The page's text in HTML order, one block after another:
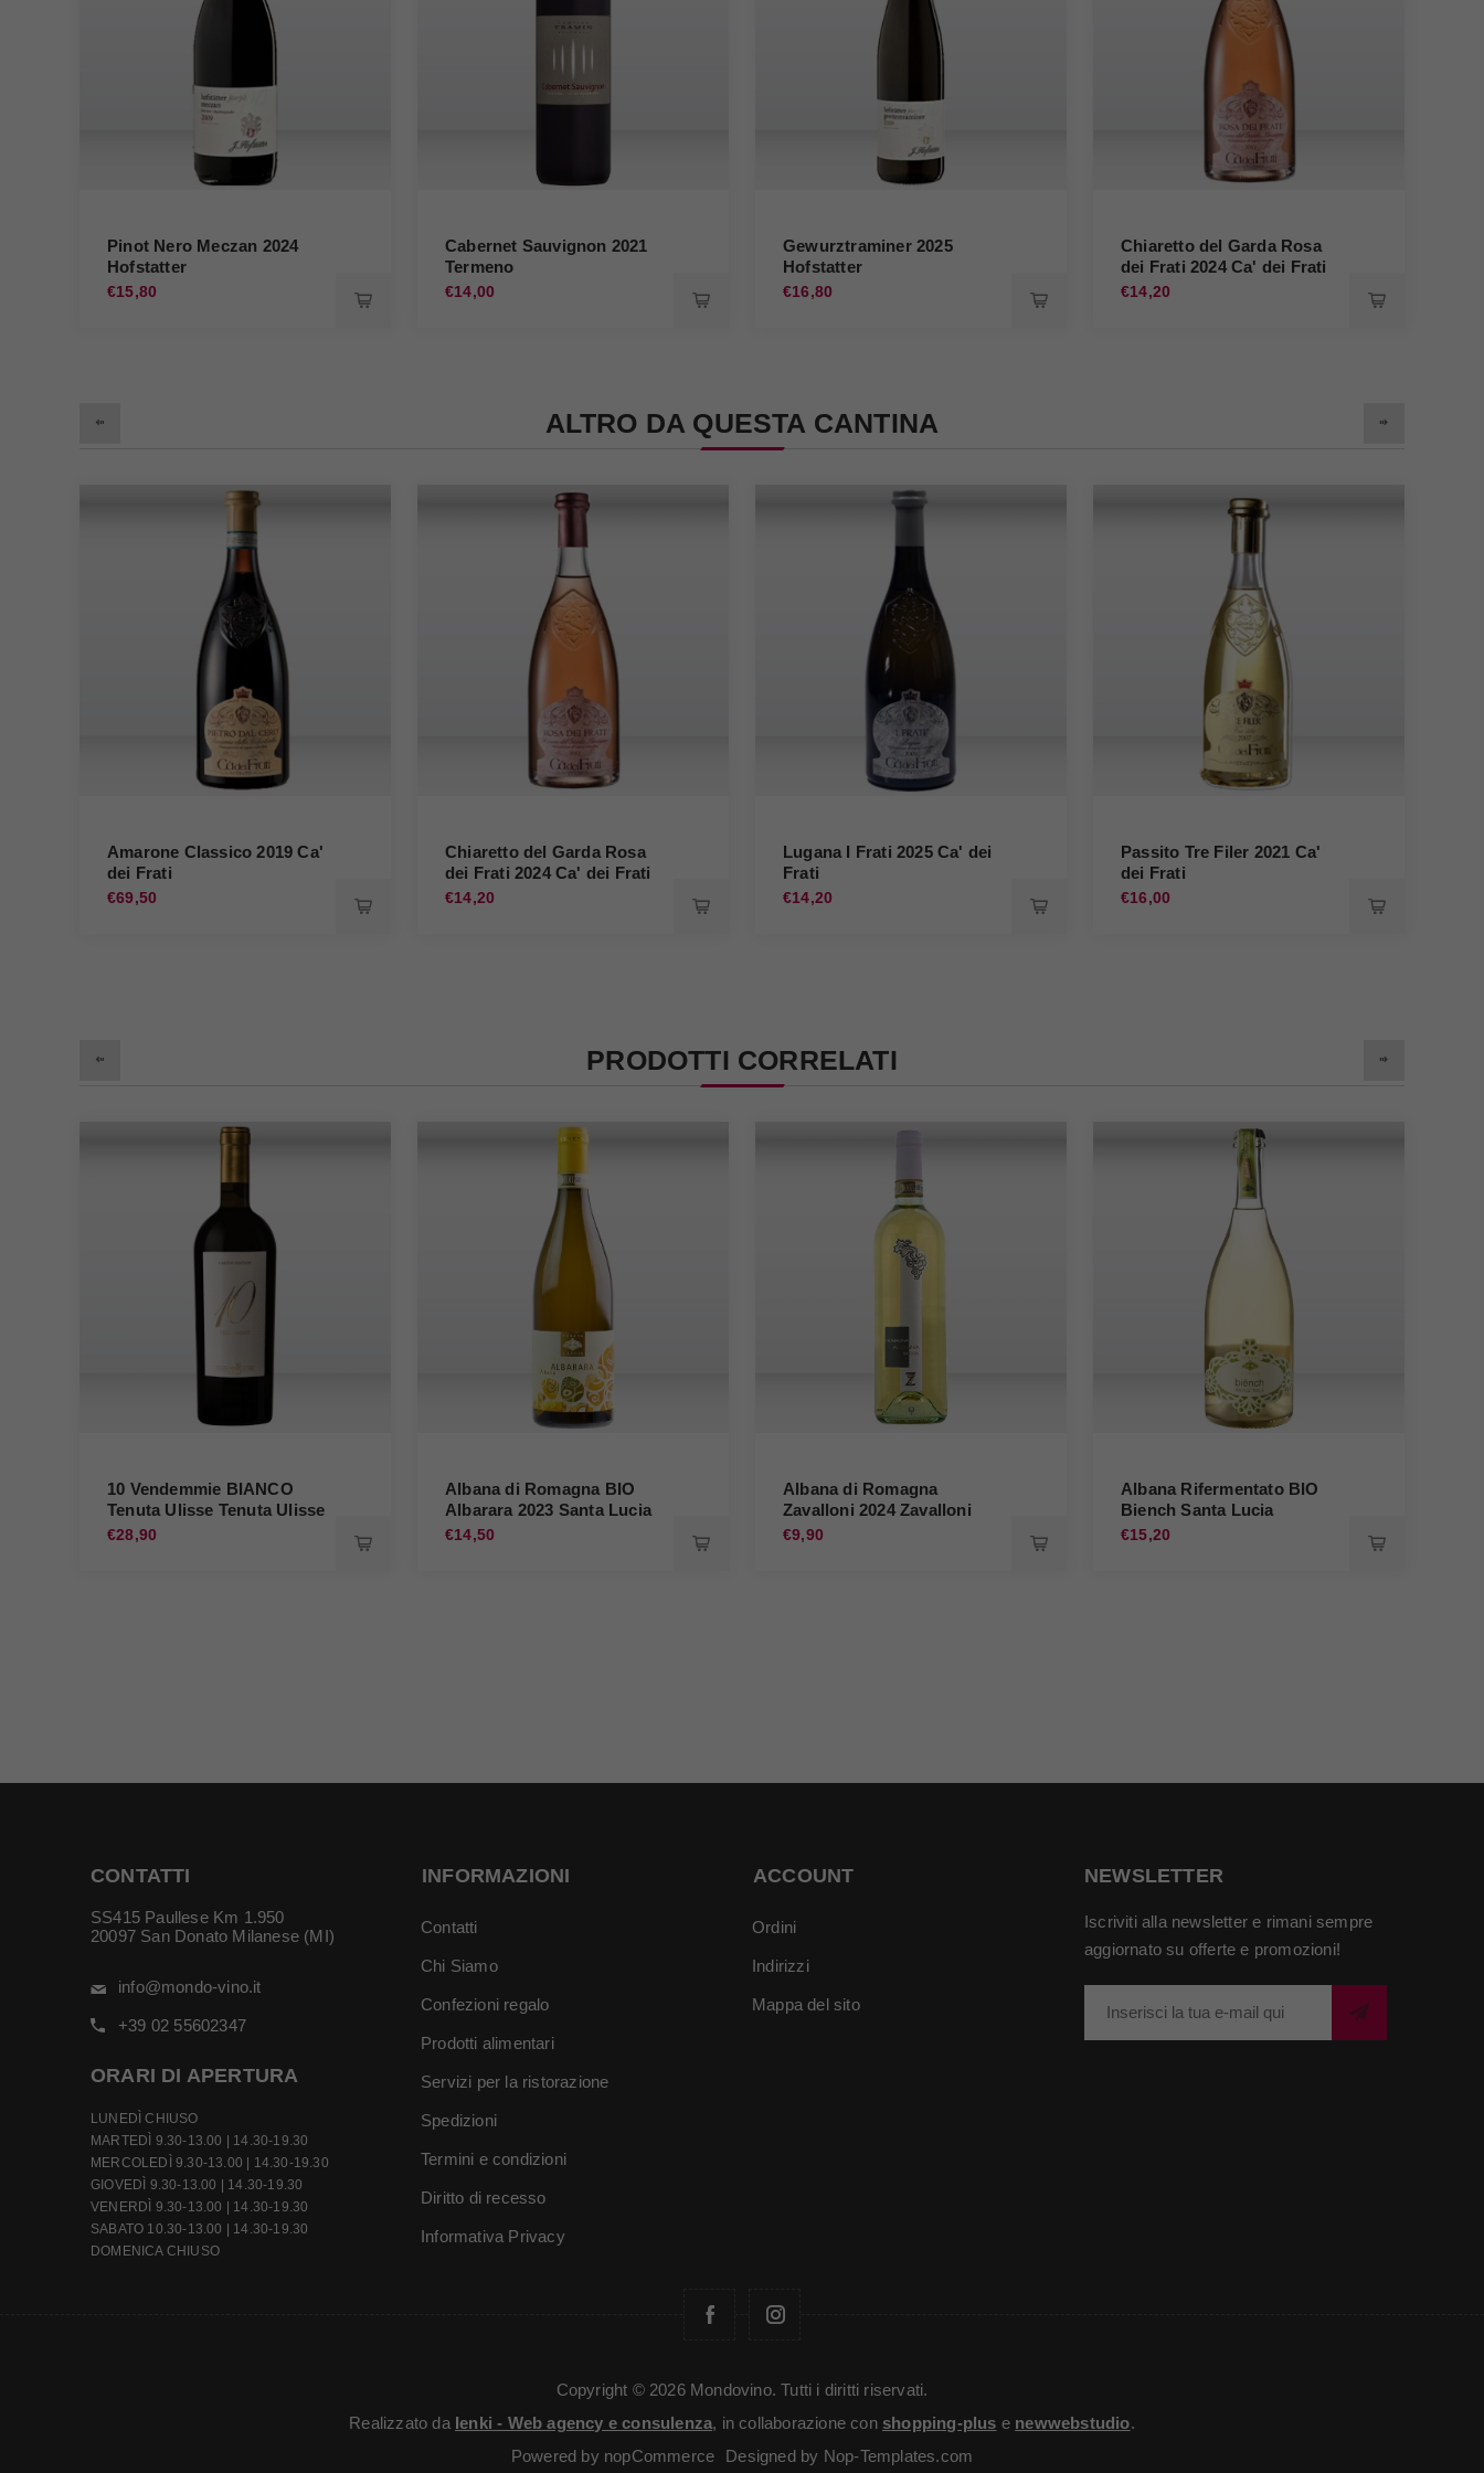
Pinot Nero Meczan 2024
Hofstatter
€15,80
Cabernet Sauvignon 2021
Termeno
€14,00
Gewurztraminer 2025
Hofstatter
€16,80
Chiaretto del Garda Rosa
dei Frati 2024 Ca' dei Frati
€14,20
ALTRO DA QUESTA CANTINA
Amarone Classico 2019 Ca'
dei Frati
€69,50
Chiaretto del Garda Rosa
dei Frati 2024 Ca' dei Frati
€14,20
Lugana I Frati 2025 Ca' dei
Frati
€14,20
Passito Tre Filer 2021 Ca'
dei Frati
€16,00
PRODOTTI CORRELATI
10 Vendemmie BIANCO
Tenuta Ulisse Tenuta Ulisse
€28,90
Albana di Romagna BIO
Albarara 2023 Santa Lucia
€14,50
Albana di Romagna
Zavalloni 2024 Zavalloni
€9,90
Albana Rifermentato BIO
Biench Santa Lucia
€15,20
CONTATTI
SS415 Paullese Km 1.950
20097 San Donato Milanese (MI)
info@mondo-vino.it
+39 02 55602347
ORARI DI APERTURA
LUNEDÌ CHIUSO
MARTEDÌ 9.30-13.00 | 14.30-19.30
MERCOLEDÌ 9.30-13.00 | 14.30-19.30
GIOVEDÌ 9.30-13.00 | 14.30-19.30
VENERDÌ 9.30-13.00 | 14.30-19.30
SABATO 10.30-13.00 | 14.30-19.30
DOMENICA CHIUSO
INFORMAZIONI
Contatti
Chi Siamo
Confezioni regalo
Prodotti alimentari
Servizi per la ristorazione
Spedizioni
Termini e condizioni
Diritto di recesso
Informativa Privacy
ACCOUNT
Ordini
Indirizzi
Mappa del sito
NEWSLETTER
Iscriviti alla newsletter e rimani sempre
aggiornato su offerte e promozioni!
Copyright © 2026 Mondovino. Tutti i diritti riservati.
Realizzato da Ienki - Web agency e consulenza, in collaborazione con shopping-plus e newwebstudio.
Powered by nopCommerce Designed by Nop-Templates.com